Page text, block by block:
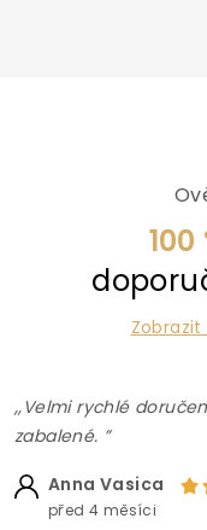
,,Velmi rychlé
zabalené. ”
Anna Vasica
před 4 měsíci